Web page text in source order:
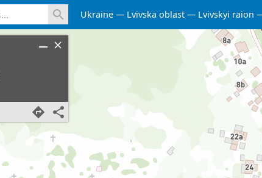
Ukraine Lvivska oblast Lvivskyi raion